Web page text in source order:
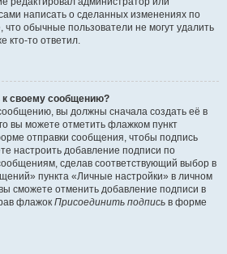
написать о сделанных изменениях по
что обычные пользователи не могут удалить
кто-то ответил.
к своему сообщению?
вы должны сначала создать её в
вы можете отметить флажком пункт
отправки сообщения, чтобы подпись
настроить добавление подписи по
сделав соответствующий выбор в
пункта «Личные настройки» в личном
сможете отменить добавление подписи в
флажок Присоединить подпись в форме